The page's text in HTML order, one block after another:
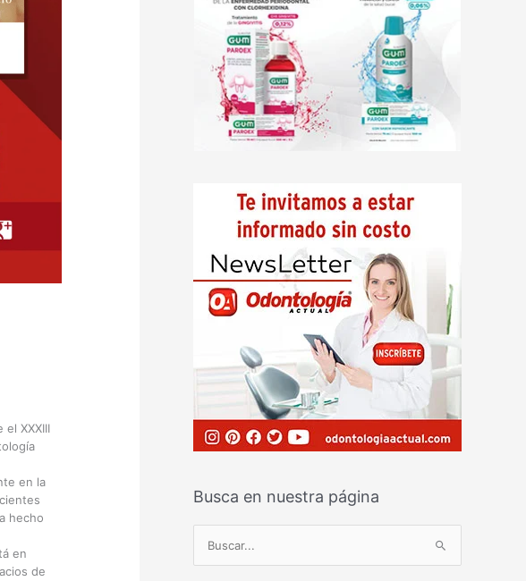
XXXIII
en la
hecho
en
de
Busca en nuestra página